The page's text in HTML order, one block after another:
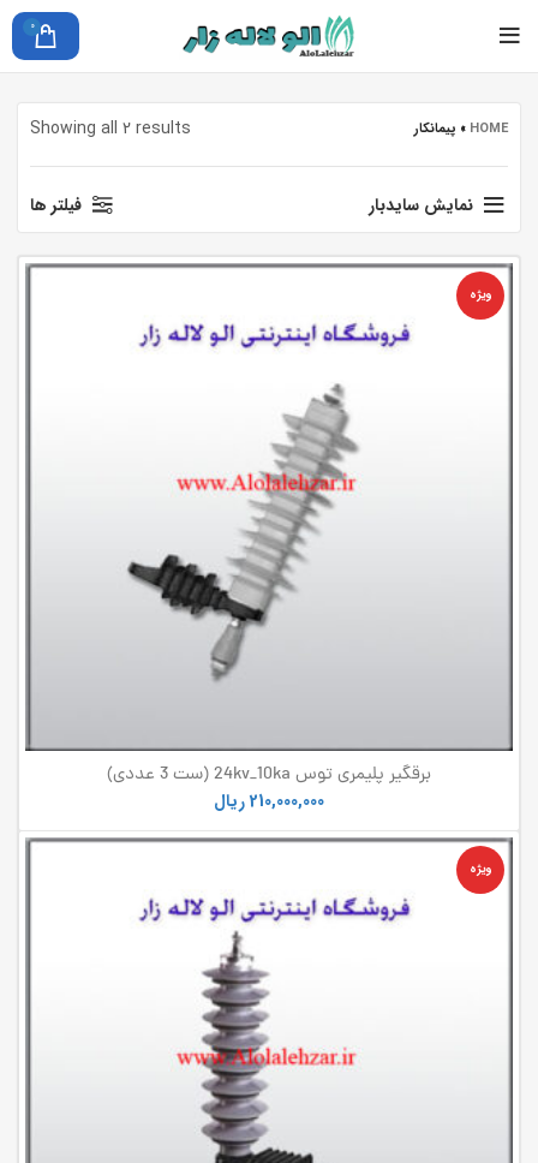
0
HOME
» پیمانکار Showing all 2 results
نمایش سایدبار فیلتر ها
ویژه
برقگیر پلیمری توس 24kv_10ka (ست 3 عددی)
210,000,000ریال
ویژه